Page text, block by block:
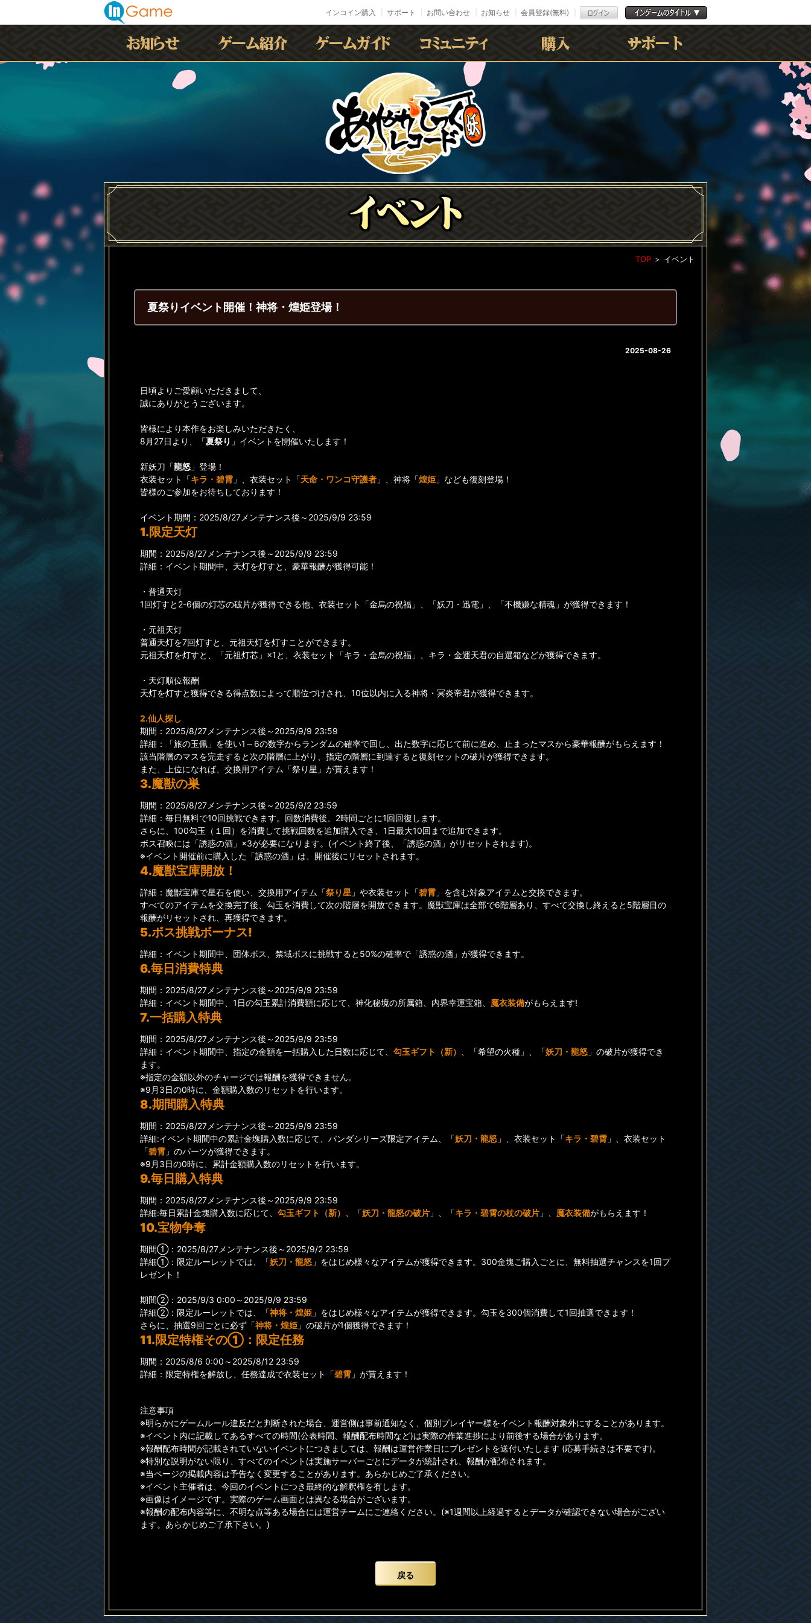
インコイン購入 サポート お問い合わせ お知らせ 会員登録(無料)
イベント 利用規約
ﾌﾟﾗｲﾊﾞｼｰﾎﾟﾘｼｰ
TOP ＞ イベント
夏祭りイベント開催！神将・煌姫登場！
2025-08-26
日頃よりご愛顧いただきまして、
誠にありがとうございます。
皆様により本作をお楽しみいただきたく、
8月27日より、「夏祭り 」イベントを開催いたします！
新妖刀「龍怒 」登場！
衣装セット「キラ・碧霄 」、衣装セット「天命・ワンコ守護者 」、神将「煌姫 」なども復刻登場！
皆様のご参加をお待ちしております！
イベント期間：2025/8/27メンテナンス後～2025/9/9 23:59
1.限定天灯
期間：2025/8/27メンテナンス後～2025/9/9 23:59
詳細：イベント期間中、天灯を灯すと、豪華報酬が獲得可能！
・普通天灯
1回灯すと2-6個の灯芯の破片が獲得できる他、衣装セット「金烏の祝福」、「妖刀・迅電」、「不機嫌な精魂」が獲得できます！
・元祖天灯
普通天灯を7回灯すと、元祖天灯を灯すことができます。
元祖天灯を灯すと、「元祖灯芯」×1と、衣装セット「キラ・金烏の祝福」、キラ・金運天君の自選箱などが獲得できます。
・天灯順位報酬
天灯を灯すと獲得できる得点数によって順位づけされ、10位以内に入る神将・冥炎帝君が獲得できます。
2.仙人探し
期間：2025/8/27メンテナンス後～2025/9/9 23:59
詳細：「旅の玉佩」を使い1～6の数字からランダムの確率で回し、出た数字に応じて前に進め、止まったマスから豪華報酬がもらえます！
該当階層のマスを完走すると次の階層に上がり、指定の階層に到達すると復刻セットの破片が獲得できます。
また、上位になれば、交換用アイテム「祭り星」が貰えます！
3.魔獣の巣
期間：2025/8/27メンテナンス後～2025/9/2 23:59
詳細：毎日無料で10回挑戦できます。回数消費後、2時間ごとに1回回復します。
さらに、100勾玉（１回）を消費して挑戦回数を追加購入でき、1日最大10回まで追加できます。
ボス召喚には「誘惑の酒」×3が必要になります。(イベント終了後、「誘惑の酒」がリセットされます)。
※イベント開催前に購入した「誘惑の酒」は、開催後にリセットされます。
4.魔獣宝庫開放！
詳細：魔獣宝庫で星石を使い、交換用アイテム「祭り星 」や衣装セット「碧霄 」を含む対象アイテムと交換できます。
すべてのアイテムを交換完了後、勾玉を消費して次の階層を開放できます。魔獣宝庫は全部で6階層あり、すべて交換し終えると5階層目の
報酬がリセットされ、再獲得できます。
5.ボス挑戦ボーナス!
詳細：イベント期間中、団体ボス、禁域ボスに挑戦すると50%の確率で「誘惑の酒」が獲得できます。
6.毎日消費特典
期間：2025/8/27メンテナンス後～2025/9/9 23:59
詳細：イベント期間中、1日の勾玉累計消費額に応じて、神化秘境の所属箱、内界幸運宝箱、 魔衣装備がもらえます!
7.一括購入特典
期間：2025/8/27メンテナンス後～2025/9/9 23:59
詳細：イベント期間中、指定の金額を一括購入した日数に応じて、 勾玉ギフト（新） 、「希望の火種」、「妖刀・龍怒 」の破片が獲得でき
ます。
※指定の金額以外のチャージでは報酬を獲得できません。
※9月3日の0時に、金額購入数のリセットを行います。
8.期間購入特典
期間：2025/8/27メンテナンス後～2025/9/9 23:59
詳細:イベント期間中の累計金塊購入数に応じて、パンダシリーズ限定アイテム、「妖刀・龍怒 」、衣装セット「キラ・碧霄 」、衣装セット
「碧霄 」のパーツが獲得できます。
※9月3日の0時に、累計金額購入数のリセットを行います。
9.毎日購入特典
期間：2025/8/27メンテナンス後～2025/9/9 23:59
詳細:毎日累計金塊購入数に応じて、 勾玉ギフト（新）、 「妖刀・龍怒の破片 」、「キラ・碧霄の杖の破片 」、 魔衣装備がもらえます！
10.宝物争奪
期間①：2025/8/27メンテナンス後～2025/9/2 23:59
詳細①：限定ルーレットでは、「妖刀・龍怒 」をはじめ様々なアイテムが獲得できます。300金塊ご購入ごとに、無料抽選チャンスを1回プ
レゼント！
期間②：2025/9/3 0:00～2025/9/9 23:59
詳細②：限定ルーレットでは、「神将・煌姫 」をはじめ様々なアイテムが獲得できます。勾玉を300個消費して1回抽選できます！
さらに、抽選9回ごとに必ず「神将・煌姫 」の破片が1個獲得できます！
11.限定特権その①：限定任務
期間：2025/8/6 0:00～2025/8/12 23:59
詳細：限定特権を解放し、任務達成で衣装セット「碧霄 」が貰えます！
注意事項
※明らかにゲームルール違反だと判断された場合、運営側は事前通知なく、個別プレイヤー様をイベント報酬対象外にすることがあります。
※イベント内に記載してあるすべての時間(公表時間、報酬配布時間など)は実際の作業進捗により前後する場合があります。
※報酬配布時間が記載されていないイベントにつきましては、報酬は運営作業日にプレゼントを送付いたします (応募手続きは不要です)。
※特別な説明がない限り、すべてのイベントは実施サーバーごとにデータが統計され、報酬が配布されます。
※当ページの掲載内容は予告なく変更することがあります。あらかじめご了承ください。
※イベント主催者は、今回のイベントにつき最終的な解釈権を有します。
※画像はイメージです。実際のゲーム画面とは異なる場合がございます。
※報酬の配布内容等に、不明な点等ある場合には運営チームにご連絡ください。(※1週間以上経過するとデータが確認できない場合がござい
ます。あらかじめご了承下さい。)
戻る